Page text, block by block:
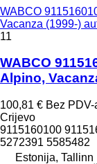
WABCO
Vacanza (1999-)
11
WABCO
Alpino,
100,81 € Bez PDV-
Crijevo
9115160100
5272391 5585482
Estonija, Tallinn